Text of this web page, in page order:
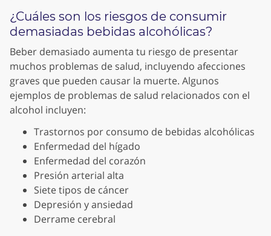
¿Cuáles son los riesgos de consumir
demasiadas bebidas alcohólicas?
Beber demasiado aumenta tu riesgo de presentar
muchos problemas de salud, incluyendo afecciones
graves que pueden causar la muerte. Algunos
ejemplos de problemas de salud relacionados con el
alcohol incluyen:
Trastornos por consumo de bebidas alcohólicas
Enfermedad del hígado
Enfermedad del corazón
Presión arterial alta
Siete tipos de cáncer
Depresión y ansiedad
Derrame cerebral